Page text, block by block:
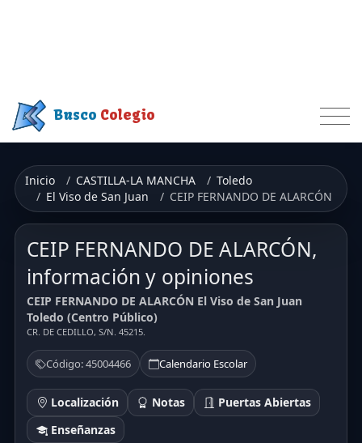
Busco Colegio
Inicio CASTILLA-LA MANCHA
Toledo
El Viso de San Juan
CEIP FERNANDO DE ALARCÓN
CEIP FERNANDO DE ALARCÓN,
información y opiniones
CEIP FERNANDO DE ALARCÓN El Viso de San Juan
Toledo (Centro Público)
CR. DE CEDILLO, S/N. 45215.
Código: 45004466 Calendario Escolar
Localización Notas
Puertas Abiertas
Enseñanzas